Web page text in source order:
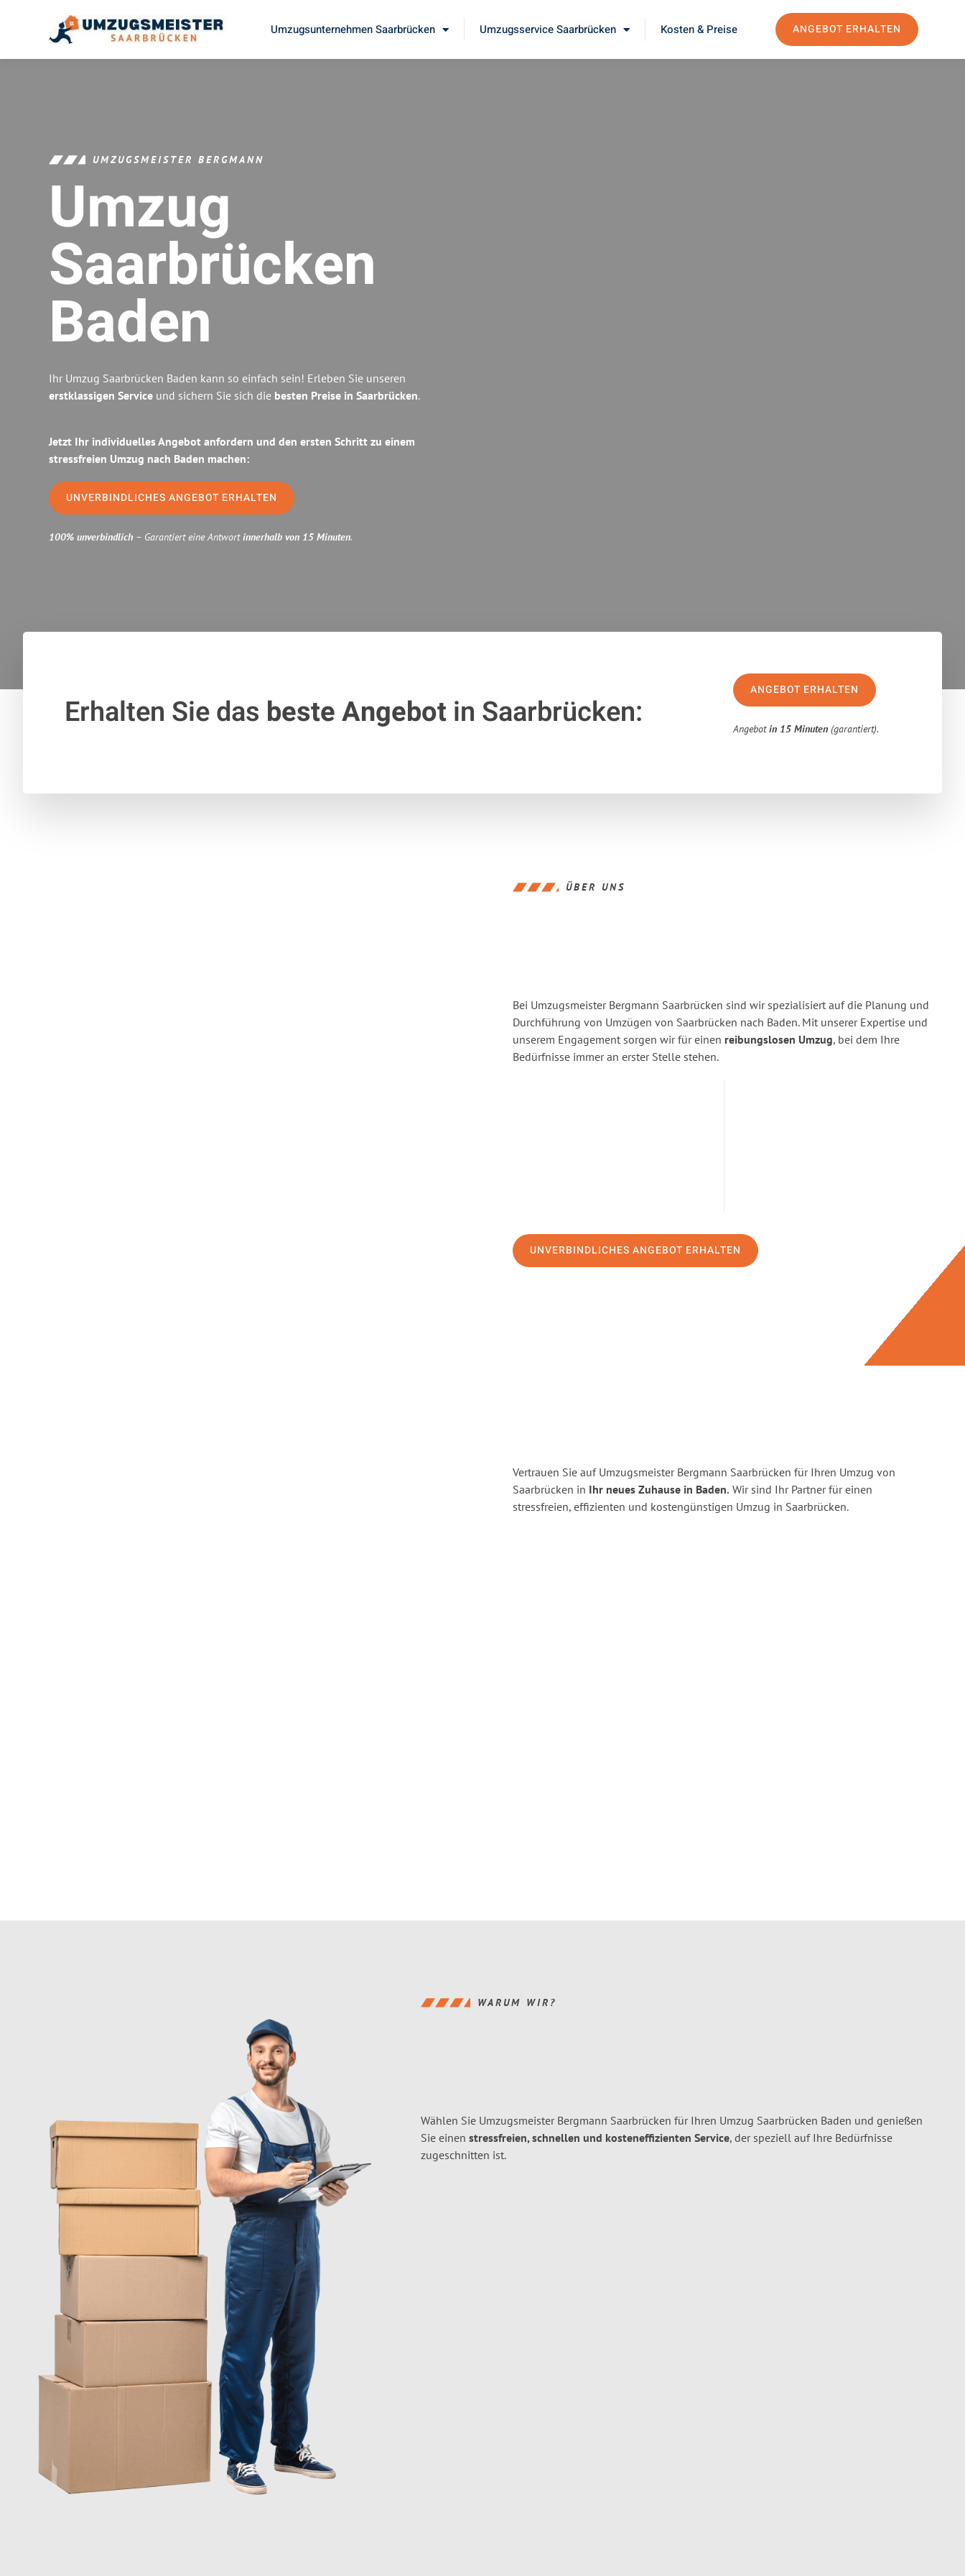
Umzugsunternehmen Saarbrücken Umzugsservice Saarbrücken Kosten & Preise ANGEBOT ERHALTEN
UMZUGSMEISTER BERGMANN
Umzug
Saarbrücken
Baden
Ihr Umzug Saarbrücken Baden kann so einfach sein! Erleben Sie unseren
erstklassigen Service und sichern Sie sich die besten Preise in Saarbrücken.
Jetzt Ihr individuelles Angebot anfordern und den ersten Schritt zu einem
stressfreien Umzug nach Baden machen:
UNVERBINDLICHES ANGEBOT ERHALTEN
100% unverbindlich – Garantiert eine Antwortinnerhalb von 15 Minuten.
Erhalten Sie das beste Angebotin Saarbrücken:
ANGEBOT ERHALTEN
Angebotin 15 Minuten (garantiert).
ÜBER UNS
Bei Umzugsmeister Bergmann Saarbrücken sind wir spezialisiert auf die Planung und
Durchführung von Umzügen von Saarbrücken nach Baden. Mit unserer Expertise und
unserem Engagement sorgen wir für einen reibungslosen Umzug, bei dem Ihre
Bedürfnisse immer an erster Stelle stehen.
UNVERBINDLICHES ANGEBOT ERHALTEN
Vertrauen Sie auf Umzugsmeister Bergmann Saarbrücken für Ihren Umzug von
Saarbrücken in Ihr neues Zuhause in Baden. Wir sind Ihr Partner für einen
stressfreien, effizienten und kostengünstigen Umzug in Saarbrücken.
WARUM WIR?
Wählen Sie Umzugsmeister Bergmann Saarbrücken für Ihren Umzug Saarbrücken Baden und genießen
Sie einen stressfreien, schnellen und kosteneffizienten Service, der speziell auf Ihre Bedürfnisse
zugeschnitten ist.